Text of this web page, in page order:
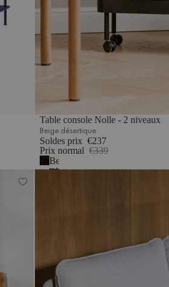
Table console Nolle - 2 niveaux
Beige désertique
Soldes prix €237
Prix normal €339
Noir
volcan
Beige
désertique